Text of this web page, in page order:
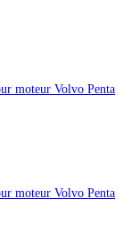
moteur Volvo Penta
moteur Volvo Penta